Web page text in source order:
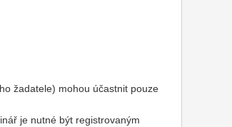
žadatele) mohou účastnit pouze
je nutné být registrovaným